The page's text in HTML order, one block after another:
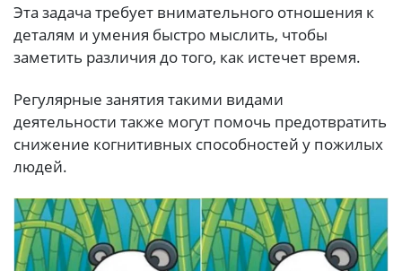
Эта задача требует внимательного отношения к
деталям и умения быстро мыслить, чтобы
заметить различия до того, как истечет время.
Регулярные занятия такими видами
деятельности также могут помочь предотвратить
снижение когнитивных способностей у пожилых
людей.